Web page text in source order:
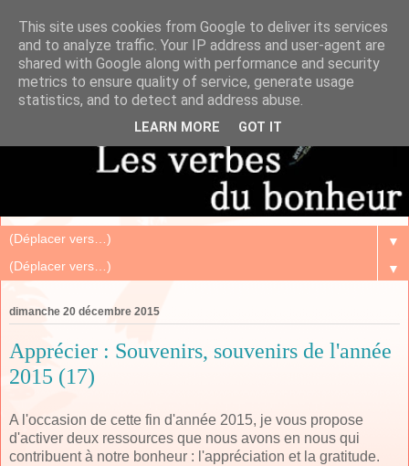
▼
▼
dimanche 20 décembre 2015
Apprécier : Souvenirs, souvenirs de l'année
2015 (17)
A l'occasion de cette fin d'année 2015, je vous propose
d'activer deux ressources que nous avons en nous qui
contribuent à notre bonheur : l'appréciation et la gratitude.
This site uses cookies from Google to deliver its services
and to analyze traffic. Your IP address and user-agent are
shared with Google along with performance and security
metrics to ensure quality of service, generate usage
statistics, and to detect and address abuse.
LEARN MORE GOT IT